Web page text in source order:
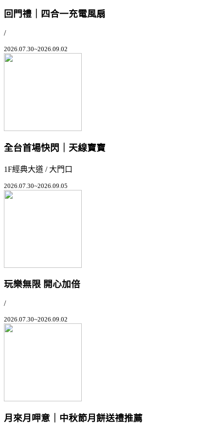
回門禮｜四合一充電風扇
/
2026.07.30~2026.09.02
全台首場快閃｜天線寶寶
1F經典大道 / 大門口
2026.07.30~2026.09.05
玩樂無限 開心加倍
/
2026.07.30~2026.09.02
月來月呷意｜中秋節月餅送禮推薦